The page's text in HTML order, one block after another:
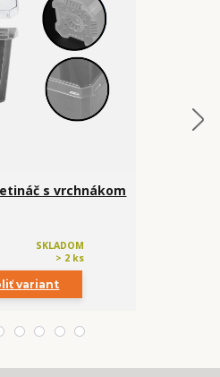
s vrchnákom
SKLADOM
> 2 ks
variant